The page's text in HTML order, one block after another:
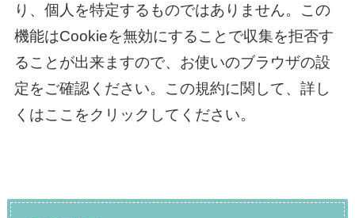
り、個人を特定するものではありません。この
機能はCookieを無効にすることで収集を拒否す
ることが出来ますので、お使いのブラウザの設
定をご確認ください。この規約に関して、詳し
くはここをクリックしてください。